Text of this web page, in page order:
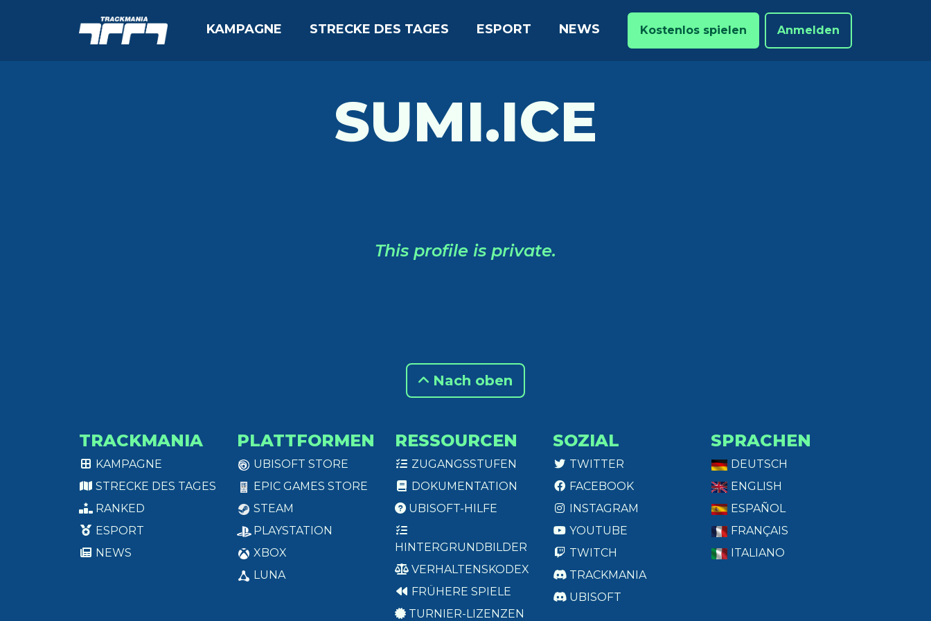
KAMPAGNE STRECKE DES TAGES ESPORT NEWS Kostenlos spielen Anmelden
SUMI.ICE
This profile is private.
Nach oben
TRACKMANIA
KAMPAGNE
STRECKE DES TAGES
RANKED
ESPORT
NEWS
PLATTFORMEN
UBISOFT STORE
EPIC GAMES STORE
STEAM
PLAYSTATION
XBOX
LUNA
RESSOURCEN
ZUGANGSSTUFEN
DOKUMENTATION
UBISOFT-HILFE
HINTERGRUNDBILDER
VERHALTENSKODEX
FRÜHERE SPIELE
TURNIER-LIZENZEN
SOZIAL
TWITTER
FACEBOOK
INSTAGRAM
YOUTUBE
TWITCH
TRACKMANIA
UBISOFT
SPRACHEN
DEUTSCH
ENGLISH
ESPAÑOL
FRANÇAIS
ITALIANO